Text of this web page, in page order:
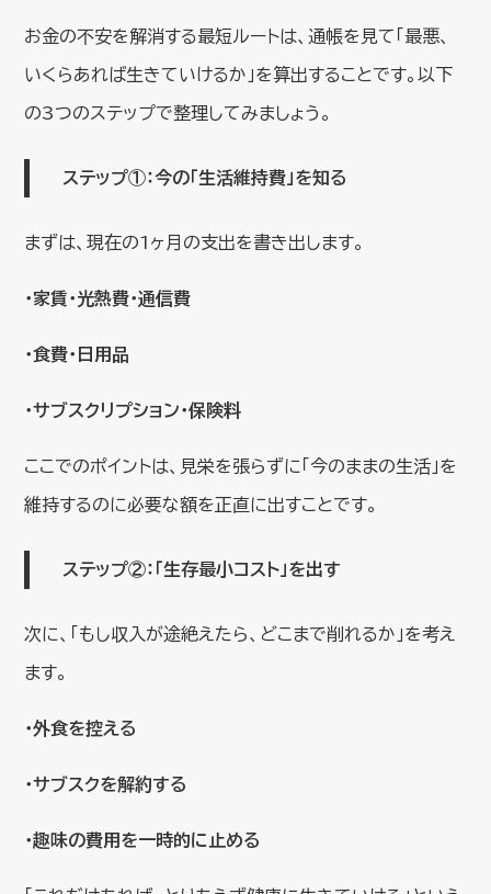
お金の不安を解消する最短ルートは、通帳を見て「最悪、
いくらあれば生きていけるか」を算出することです。以下
の3つのステップで整理してみましょう。
ステップ①：今の「生活維持費」を知る
まずは、現在の1ヶ月の支出を書き出します。
・家賃・光熱費・通信費
・食費・日用品
・サブスクリプション・保険料
ここでのポイントは、見栄を張らずに「今のままの生活」を
維持するのに必要な額を正直に出すことです。
ステップ②：「生存最小コスト」を出す
次に、「もし収入が途絶えたら、どこまで削れるか」を考え
ます。
・外食を控える
・サブスクを解約する
・趣味の費用を一時的に止める